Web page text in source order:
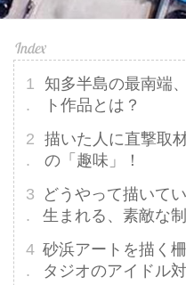
知多半島の最南端
ト作品とは？
描いた人に直撃取
の「趣味」！
どうやって描いて
生まれる、素敵な
砂浜アートを描く
タジオのアイドル